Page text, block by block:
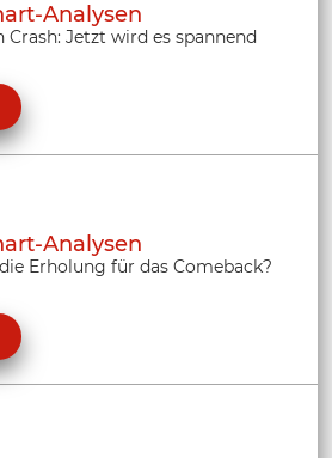
Analysen
Crash: Jetzt wird es spannend
Analysen
Erholung für das Comeback?